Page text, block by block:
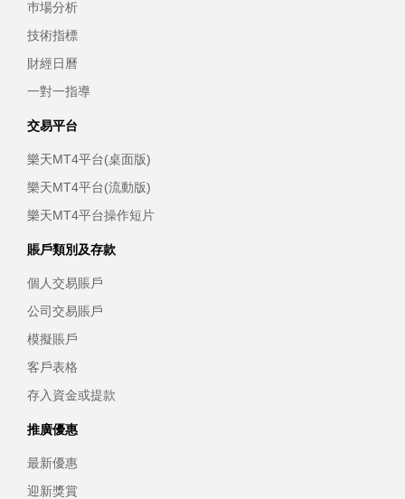
巿場分析
技術指標
財經日曆
一對一指導
交易平台
樂天MT4平台(桌面版)
樂天MT4平台(流動版)
樂天MT4平台操作短片
賬戶類別及存款
個人交易賬戶
公司交易賬戶
模擬賬戶
客戶表格
存入資金或提款
推廣優惠
最新優惠
迎新獎賞